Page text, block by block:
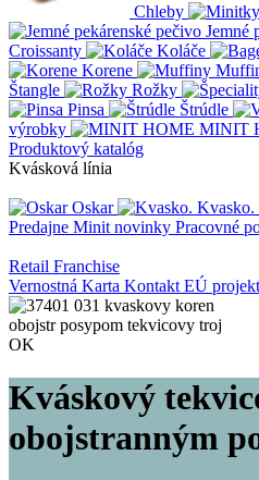
Chleby
Jemné
Croissanty
Koláče
Korene
Štangle
Rožky
Pinsa
Štrúdle
výrobky
MINIT
Produktový katalóg
Kvásková línia
Oskar Kvasko.
Predajne Minit novinky Pracovné
Retail Franchise
Vernostná Karta Kontakt EÚ
Kváskový
obojstranným